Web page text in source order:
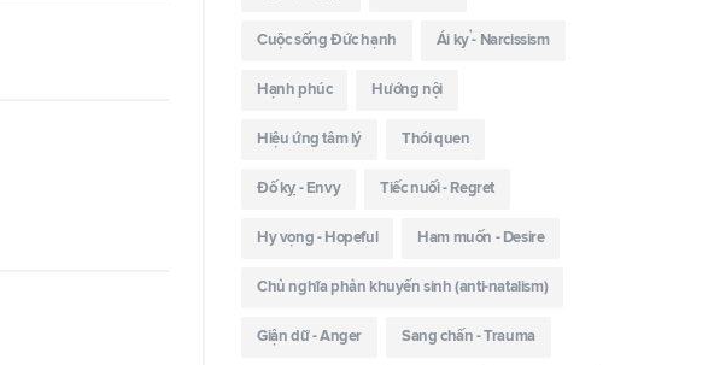
Cuộc sống Đức hạnh Ái kỷ - Narcissism
Hạnh phúc Hướng nội
Hiệu ứng tâm lý Thói quen
Đố kỵ - Envy Tiếc nuối - Regret
Hy vọng - Hopeful Ham muốn - Desire
Chủ nghĩa phản khuyến sinh (anti-natalism)
Giận dữ - Anger Sang chấn - Trauma